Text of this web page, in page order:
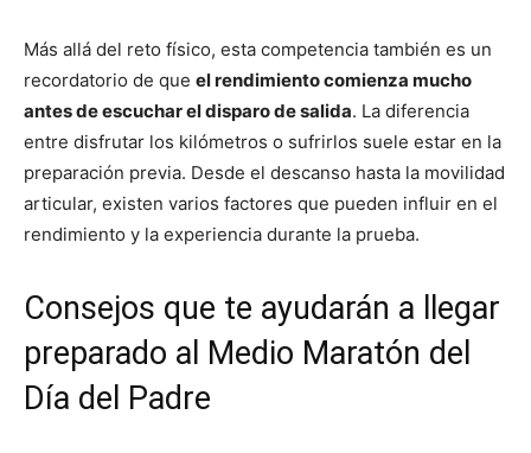
Más allá del reto físico, esta competencia también es un
recordatorio de que el rendimiento comienza mucho
antes de escuchar el disparo de salida. La diferencia
entre disfrutar los kilómetros o sufrirlos suele estar en la
preparación previa. Desde el descanso hasta la movilidad
articular, existen varios factores que pueden influir en el
rendimiento y la experiencia durante la prueba.
Consejos que te ayudarán a llegar
preparado al Medio Maratón del
Día del Padre